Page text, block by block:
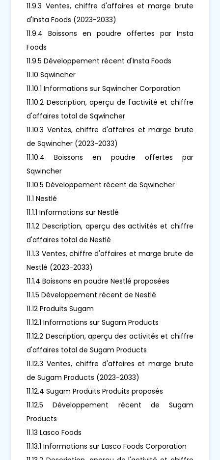
11.9.3 Ventes, chiffre d'affaires et marge brute
d'Insta Foods (2023-2033)
11.9.4 Boissons en poudre offertes par Insta
Foods
11.9.5 Développement récent d'Insta Foods
11.10 Sqwincher
11.10.1 Informations sur Sqwincher Corporation
11.10.2 Description, aperçu de l'activité et chiffre
d'affaires total de Sqwincher
11.10.3 Ventes, chiffre d'affaires et marge brute
de Sqwincher (2023-2033)
11.10.4 Boissons en poudre offertes par
Sqwincher
11.10.5 Développement récent de Sqwincher
11.1 Nestlé
11.1.1 Informations sur Nestlé
11.1.2 Description, aperçu des activités et chiffre
d'affaires total de Nestlé
11.1.3 Ventes, chiffre d'affaires et marge brute de
Nestlé (2023-2033)
11.1.4 Boissons en poudre Nestlé proposées
11.1.5 Développement récent de Nestlé
11.12 Produits Sugam
11.12.1 Informations sur Sugam Products
11.12.2 Description, aperçu des activités et chiffre
d'affaires total de Sugam Products
11.12.3 Ventes, chiffre d'affaires et marge brute
de Sugam Products (2023-2033)
11.12.4 Sugam Produits Produits proposés
11.12.5 Développement récent de Sugam
Products
11.13 Lasco Foods
11.13.1 Informations sur Lasco Foods Corporation